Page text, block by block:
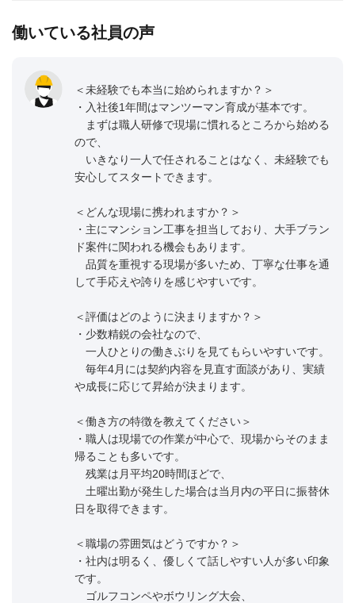
働いている社員の声
＜未経験でも本当に始められますか？＞
・入社後1年間はマンツーマン育成が基本です。
まずは職人研修で現場に慣れるところから始める
ので、
いきなり一人で任されることはなく、未経験でも
安心してスタートできます。
＜どんな現場に携われますか？＞
・主にマンション工事を担当しており、大手ブラン
ド案件に関われる機会もあります。
品質を重視する現場が多いため、丁寧な仕事を通
して手応えや誇りを感じやすいです。
＜評価はどのように決まりますか？＞
・少数精鋭の会社なので、
一人ひとりの働きぶりを見てもらいやすいです。
毎年4月には契約内容を見直す面談があり、実績
や成長に応じて昇給が決まります。
＜働き方の特徴を教えてください＞
・職人は現場での作業が中心で、現場からそのまま
帰ることも多いです。
残業は月平均20時間ほどで、
土曜出勤が発生した場合は当月内の平日に振替休
日を取得できます。
＜職場の雰囲気はどうですか？＞
・社内は明るく、優しくて話しやすい人が多い印象
です。
ゴルフコンペやボウリング大会、